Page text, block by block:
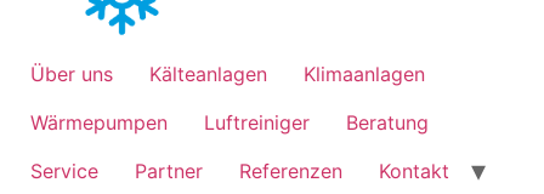
Über uns Kälteanlagen
Klimaanlagen
Wärmepumpen
Luftreiniger
Beratung
Service
Partner Referenzen Kontakt